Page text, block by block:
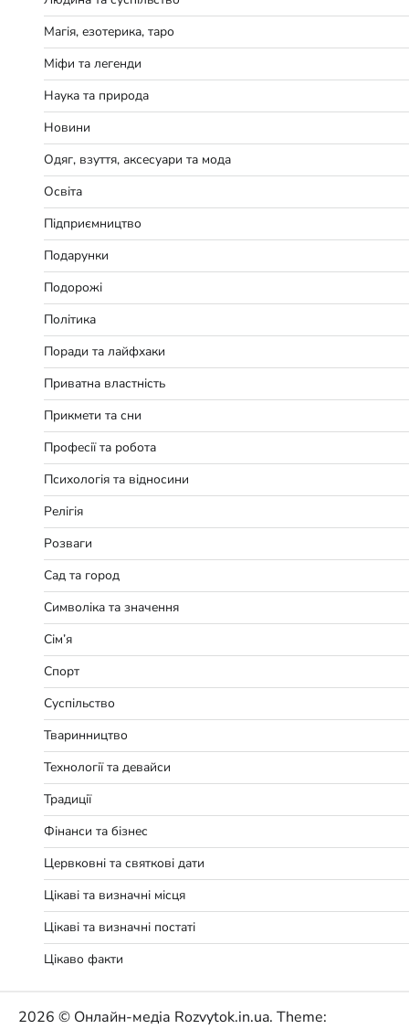
Магія, езотерика, таро
Міфи та легенди
Наука та природа
Новини
Одяг, взуття, аксесуари та мода
Освіта
Підприємництво
Подарунки
Подорожі
Політика
Поради та лайфхаки
Приватна властність
Прикмети та сни
Професії та робота
Психологія та відносини
Релігія
Розваги
Сад та город
Символіка та значення
Сім’я
Спорт
Суспільство
Тваринництво
Технології та девайси
Традиції
Фінанси та бізнес
Цервковні та святкові дати
Цікаві та визначні місця
Цікаві та визначні постаті
Цікаво факти
2026 © Онлайн-медіа Rozvytok.in.ua. Theme: